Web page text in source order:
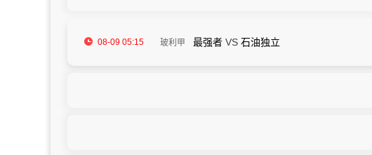
08-09 05:15 玻利甲 最强者VS 石油独立